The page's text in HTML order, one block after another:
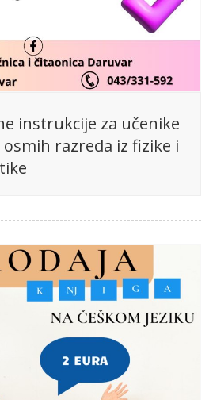
instrukcije za učenike
razreda iz fizike i